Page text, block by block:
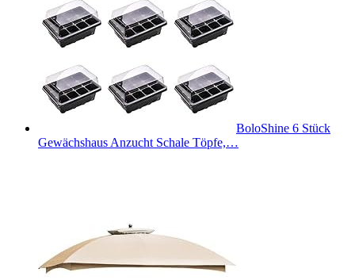
BoloShine 6 Stück
Gewächshaus Anzucht Schale Töpfe,…